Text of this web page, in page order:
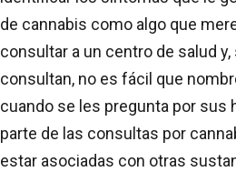
de cannabis como algo que
consultar a un centro de salud
consultan, no es fácil que
cuando se les pregunta por sus
parte de las consultas por
estar asociadas con otras